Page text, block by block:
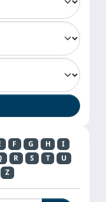
F G H
I
R S T
U
Z